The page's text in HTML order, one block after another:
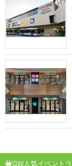
GW人気イベント